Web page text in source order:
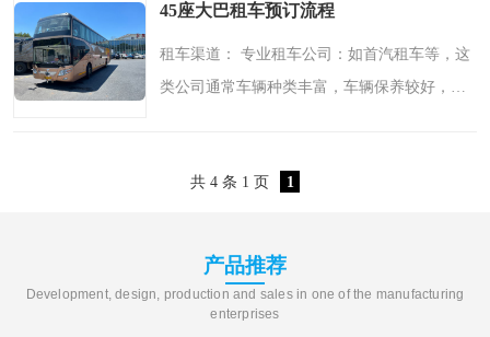
较核心的使..
45座大巴租车预订流程
租车渠道： 专业租车公司：如首汽租车等，这
类公司通常车辆种类丰富，车辆保养较好，服
台，可方便地比较..
共 4 条 1 页 1
产品推荐
Development, design, production and sales in one of the manufacturing
enterprises